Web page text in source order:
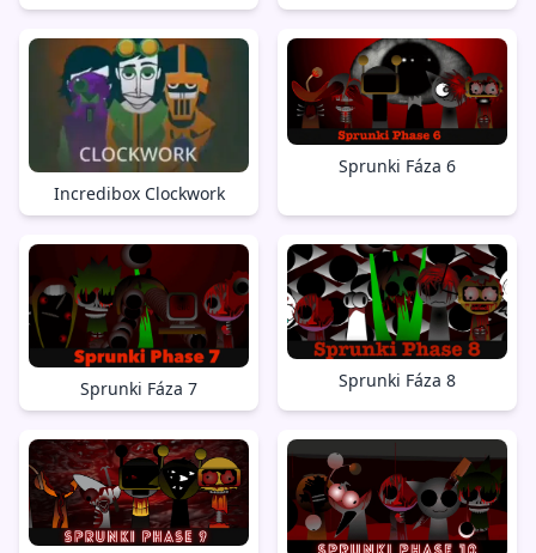
Incredibox Clockwork
Sprunki Fáza 6
Sprunki Fáza 7 Sprunki Fáza 8